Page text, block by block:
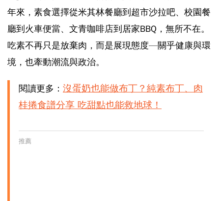
年來，素食選擇從米其林餐廳到超市沙拉吧、校園餐
廳到火車便當、文青咖啡店到居家BBQ，無所不在。
吃素不再只是放棄肉，而是展現態度—關乎健康與環
境，也牽動潮流與政治。
閱讀更多： 沒蛋奶也能做布丁？純素布丁、肉
桂捲食譜分享 吃甜點也能救地球！